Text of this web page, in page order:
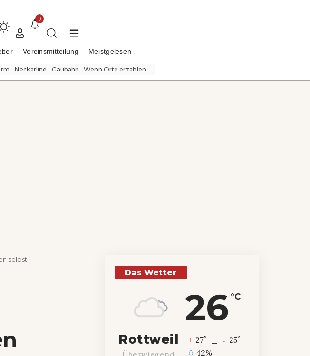
9
Vereinsmitteilung Meistgelesen
Neckarline Gäubahn Wenn Orte erzählen ...
selbst
Das Wetter
26 °C
Rottweil 27° 25°
42%